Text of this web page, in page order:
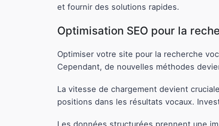
et fournir des solutions rapides.
Optimisation SEO pour la
Optimiser votre site pour la recherche
Cependant, de nouvelles méthodes
La vitesse de chargement devient
positions dans les résultats vocaux.